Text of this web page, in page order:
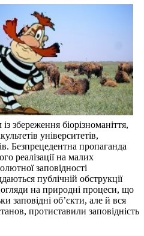
збереження біорізноманіття,
університетів,
Безпрецедентна пропаганда
реалізації на малих
заповідності
публічній обструкції
на природні процеси, що
заповідні об’єкти, але й вся
протиставили заповідність